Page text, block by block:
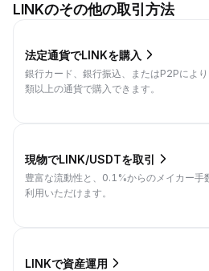
LINKのその他の取引方法
法定通貨でLINKを購入
銀行カード、銀行振込、またはP2Pによ
類以上の通貨で購入できます。
現物でLINK/USDTを取引
豊富な流動性と、0.1%からのメイカー手
利用いただけます。
LINKで資産運用